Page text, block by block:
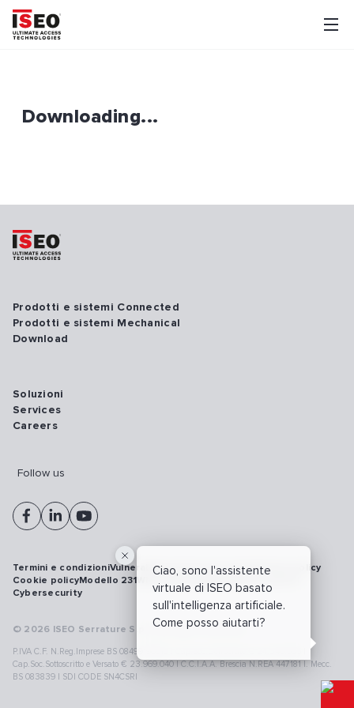
Downloading...
Ciao, sono l'assistente
virtuale di ISEO basato
sull'intelligenza artificiale.
Come posso aiutarti?
Prodotti e sistemi Connected
Prodotti e sistemi Mechanical
Download
Soluzioni
Services
Careers
Follow us
© 2026 ISEO Serrature S.p.A. All right reserved
P.IVA C.F. N.Reg.Imprese BS 08499190018 | Cap.Soc.Deliberato € 24.340.965 |
Cap.Soc.Sottoscritto e Versato € 23.969.040 | C.C.I.A.A. Brescia N.REA 447181 |. Mecc.
BS 083839 | SDI CODE SN4CSRI
Termini e condizioniVulnerability disclosure policyPrivacy policy
Cookie policyModello 231WhistleblowingRichiamo prodotti
Cybersecurity